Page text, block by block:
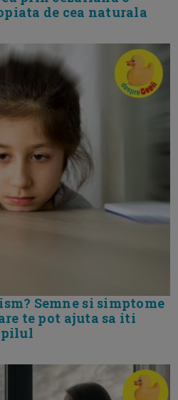
de cea naturala
Semne si simptome
te pot ajuta sa iti